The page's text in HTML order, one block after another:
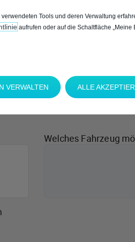
Welches Fahrzeug
Tools und deren Verwaltung
aufrufen oder auf die Schaltfläche „Meine
VERWALTEN ALLE